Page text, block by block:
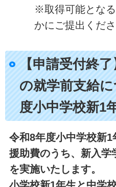
※取得可能とな
かにご提出くださ
【申請受付終
の就学前支給
度小中学校新1
令和8年度小中学校新
援助費のうち、新入学
を実施いたします。